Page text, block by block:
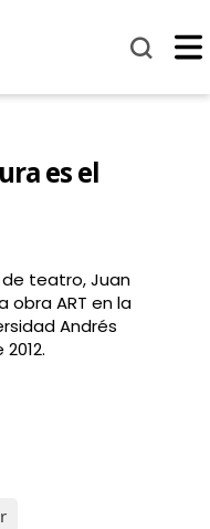
es el
teatro, Juan
obra ART en la
Andrés